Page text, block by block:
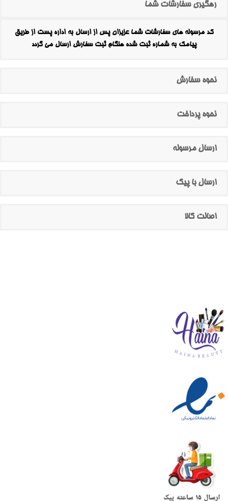
رهگیری سفارشات شما
کد مرسوله های سفارشات شما عزیزان پس از ارسال به اداره پست از طریق
پیامک به شماره ثبت شده هنگام ثبت سفارش ارسال می گردد
نحوه سفارش
نحوه پرداخت
ارسال مرسوله
ارسال با پیک
اصالت کالا